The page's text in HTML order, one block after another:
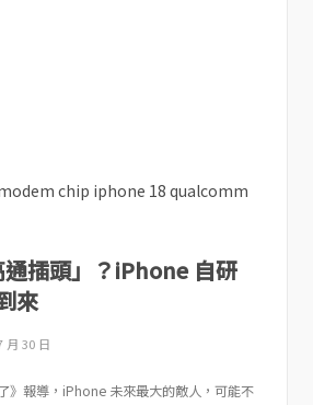
插頭」？iPhone 自研
來
月 30 日
》報導，iPhone 未來最大的敵人，可能不